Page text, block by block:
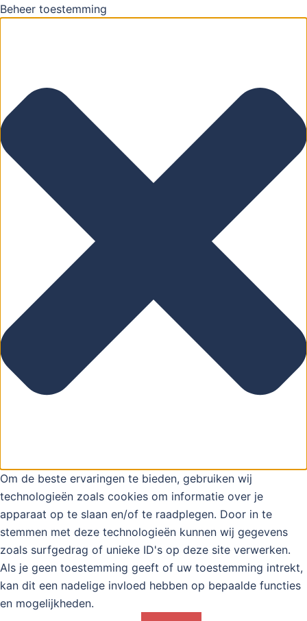
Beheer toestemming
Om de beste ervaringen te bieden, gebruiken wij
technologieën zoals cookies om informatie over je
apparaat op te slaan en/of te raadplegen. Door in te
stemmen met deze technologieën kunnen wij gegevens
zoals surfgedrag of unieke ID's op deze site verwerken.
Als je geen toestemming geeft of uw toestemming intrekt,
kan dit een nadelige invloed hebben op bepaalde functies
en mogelijkheden.